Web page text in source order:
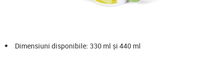
Dimensiuni disponibile: 330 ml și 440 ml